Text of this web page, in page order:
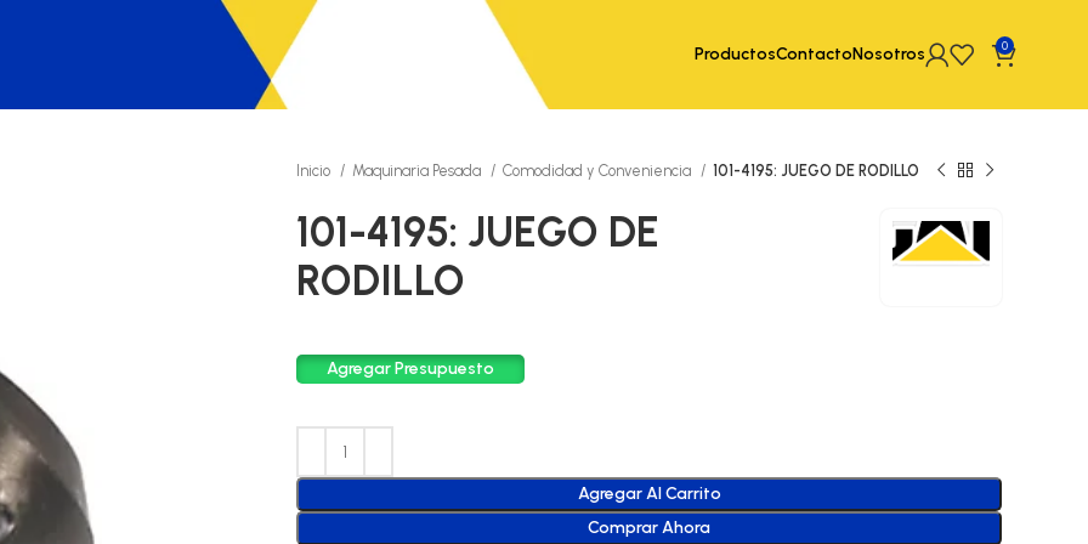
ProductosContactoNosotros 0
Inicio Maquinaria Pesada Comodidad y Conveniencia 101-4195: JUEGO DE RODILLO
101-4195: JUEGO DE
RODILLO
Agregar Presupuesto
Agregar Al Carrito
Comprar Ahora